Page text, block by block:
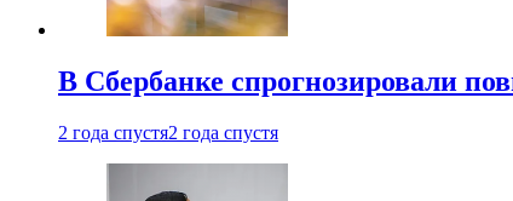
В Сбербанке спрогнозировали
2 года спустя2 года спустя